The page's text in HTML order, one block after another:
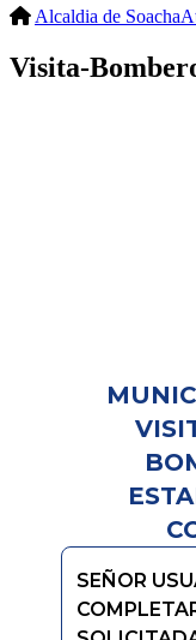
Alcaldia de Soacha
Visita-